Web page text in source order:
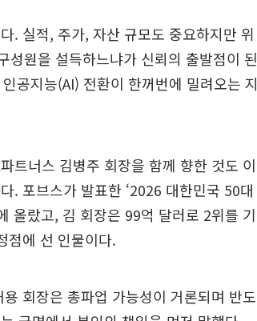
. 실적, 주가, 자산 규모도 중요하지만 위
성원을 설득하느냐가 신뢰의 출발점이 된
공지능(AI) 전환이 한꺼번에 밀려오는 지
트너스 김병주 회장을 함께 향한 것도 이
. 포브스가 발표한 ‘2026 대한민국 50대
올랐고, 김 회장은 99억 달러로 2위를 기
점에 선 인물이다.
회장은 총파업 가능성이 거론되며 반도